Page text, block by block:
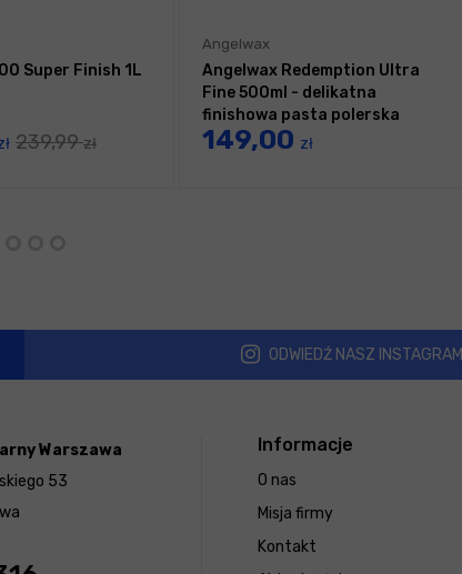
Super Finish 1L
239,99zł
Angelwax
Angelwax Redemption Ultra
Fine 500ml - delikatna
finishowa pasta polerska
149,00 zł
ODWIEDŹ NASZ INSTAGRAM
Informacje
O nas
Misja firmy
Kontakt
Warszawa
53